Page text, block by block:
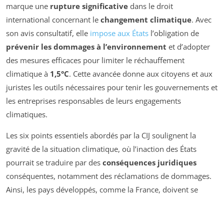
marque une rupture significative dans le droit
international concernant le changement climatique. Avec
son avis consultatif, elle impose aux États l’obligation de
prévenir les dommages à l’environnement et d’adopter
des mesures efficaces pour limiter le réchauffement
climatique à 1,5°C. Cette avancée donne aux citoyens et aux
juristes les outils nécessaires pour tenir les gouvernements et
les entreprises responsables de leurs engagements
climatiques.
Les six points essentiels abordés par la CIJ soulignent la
gravité de la situation climatique, où l’inaction des États
pourrait se traduire par des conséquences juridiques
conséquentes, notamment des réclamations de dommages.
Ainsi, les pays développés, comme la France, doivent se